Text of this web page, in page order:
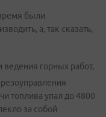
были
а, так сказать,
горных работ,
топлива упал до 4800
за собой